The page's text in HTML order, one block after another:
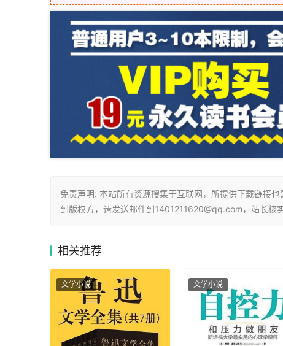
免责声明: 本站所有资源搜集于互联网，所提供下载链接
到版权方，请发送邮件到1401211620@qq.com，站长核
相关推荐
文学小说 文学小说